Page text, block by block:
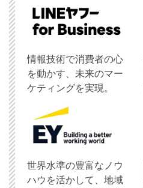
情報技術で消費者の心
を動かす、未来のマー
ケティングを実現。
世界水準の豊富なノウ
ハウを活かして、地域